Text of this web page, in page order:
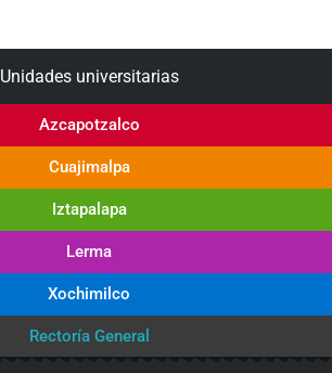
Unidades universitarias
Azcapotzalco
Cuajimalpa
Iztapalapa
Lerma
Xochimilco
Rectoría General